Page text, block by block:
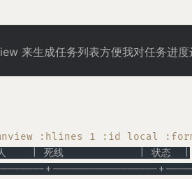
来生成任务列表方便我对任务进
:hlines 1 :id local :format
人    | 死线            | 状态  |
+-----------------